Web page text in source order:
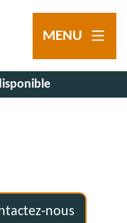
MENU
nous